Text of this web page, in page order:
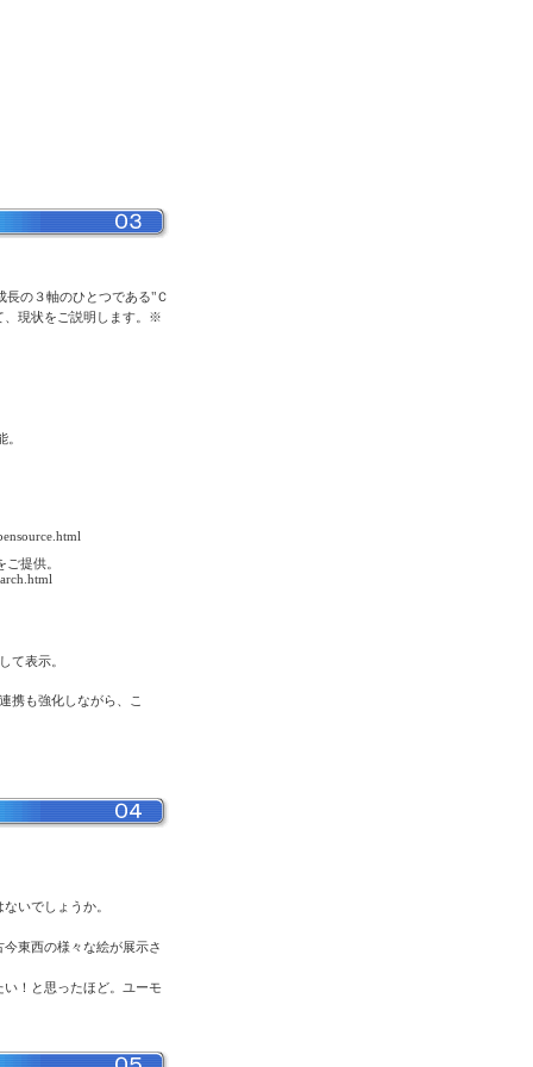
長の３軸のひとつである"Ｃ
、現状をご説明します。※
提供。
て表示。
携も強化しながら、こ
いでしょうか。
東西の様々な絵が展示さ
！と思ったほど。ユーモ